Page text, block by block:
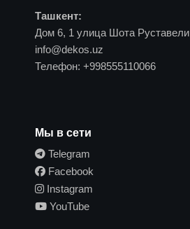
Ташкент:
Дом 6, 1 улица Шота Руставели
info@dekos.uz
Телефон: +998555110066
Мы в сети
Telegram
Facebook
Instagram
YouTube